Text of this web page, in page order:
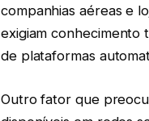
companhias aéreas e
exigiam conhecimento
de plataformas
Outro fator que